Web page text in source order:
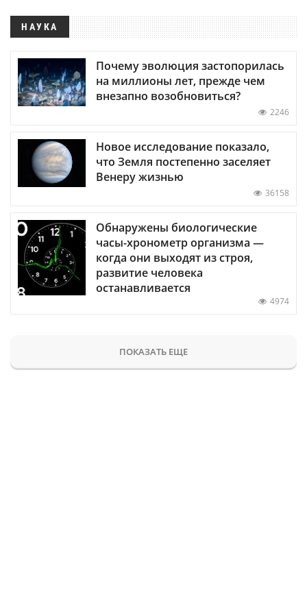
НАУКА
Почему эволюция застопорилась
на миллионы лет, прежде чем
внезапно возобновиться?
2246
Новое исследование показало,
что Земля постепенно заселяет
Венеру жизнью
36158
Обнаружены биологические
часы-хронометр организма —
когда они выходят из строя,
развитие человека
останавливается
4974
ПОКАЗАТЬ ЕЩЕ